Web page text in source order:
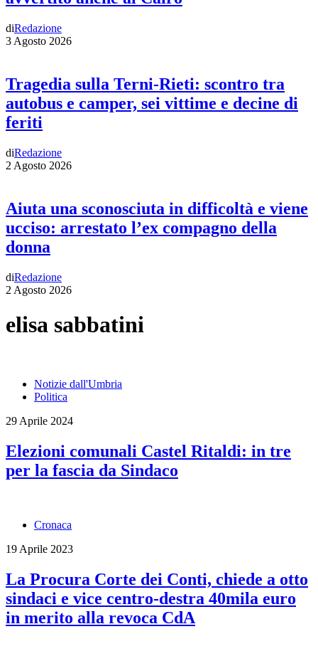
diRedazione
3 Agosto 2026
Tragedia sulla Terni-Rieti: scontro tra
autobus e camper, sei vittime e decine di
feriti
diRedazione
2 Agosto 2026
Aiuta una sconosciuta in difficoltà e viene
ucciso: arrestato l’ex compagno della
donna
diRedazione
2 Agosto 2026
elisa sabbatini
Notizie dall'Umbria
Politica
29 Aprile 2024
Elezioni comunali Castel Ritaldi: in tre
per la fascia da Sindaco
Cronaca
19 Aprile 2023
La Procura Corte dei Conti, chiede a otto
sindaci e vice centro-destra 40mila euro
in merito alla revoca CdA